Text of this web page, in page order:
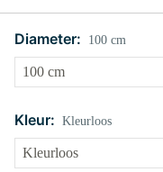
Diameter: 100 cm
Kleur: Kleurloos